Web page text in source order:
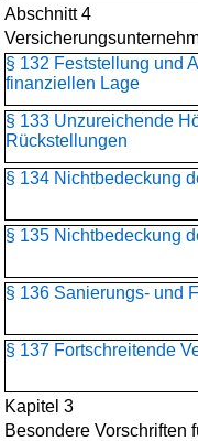
Abschnitt 4
§ 132 Feststellung und
finanziellen Lage
§ 133 Unzureichende
Rückstellungen
§ 134 Nichtbedeckung
§ 135 Nichtbedeckung
§ 136 Sanierungs- und
§ 137 Fortschreitende
Kapitel 3
Besondere Vorschriften